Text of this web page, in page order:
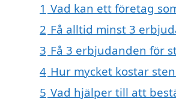
1 Vad kan ett företag
2 Få alltid minst 3
3 Få 3 erbjudanden för
4 Hur mycket kostar
5 Vad hjälper till att